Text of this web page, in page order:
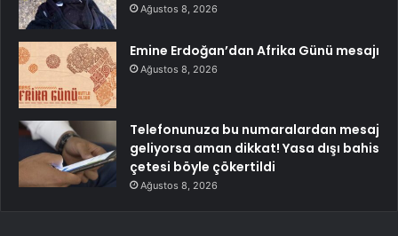
Ağustos 8, 2026
Emine Erdoğan’dan Afrika Günü mesajı
Ağustos 8, 2026
Telefonunuza bu numaralardan mesaj
geliyorsa aman dikkat! Yasa dışı bahis
çetesi böyle çökertildi
Ağustos 8, 2026